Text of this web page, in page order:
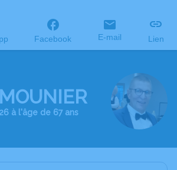
Facebook E-mail Lien
à l'âge de 67 ans